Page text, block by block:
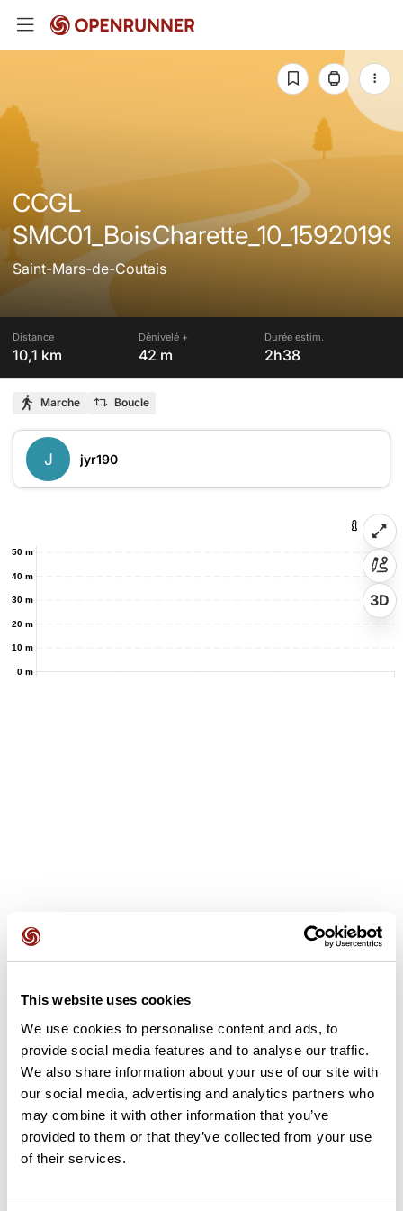
This website uses cookies
We use cookies to personalise content and ads, to
provide social media features and to analyse our traffic.
We also share information about your use of our site with
our social media, advertising and analytics partners who
may combine it with other information that you’ve
provided to them or that they’ve collected from your use
of their services.
CCGL
SMC01_BoisCharette_10_15920199
Saint-Mars-de-Coutais
Distance
10,1 km
Dénivelé +
42 m
Durée estim.
2h38
Marche Boucle
J jyr190
0 m
10 m
20 m
30 m
40 m
50 m
3D
Avis des utilisateurs
Soyez le premier à ajouter un avis !
Ajouter un avis